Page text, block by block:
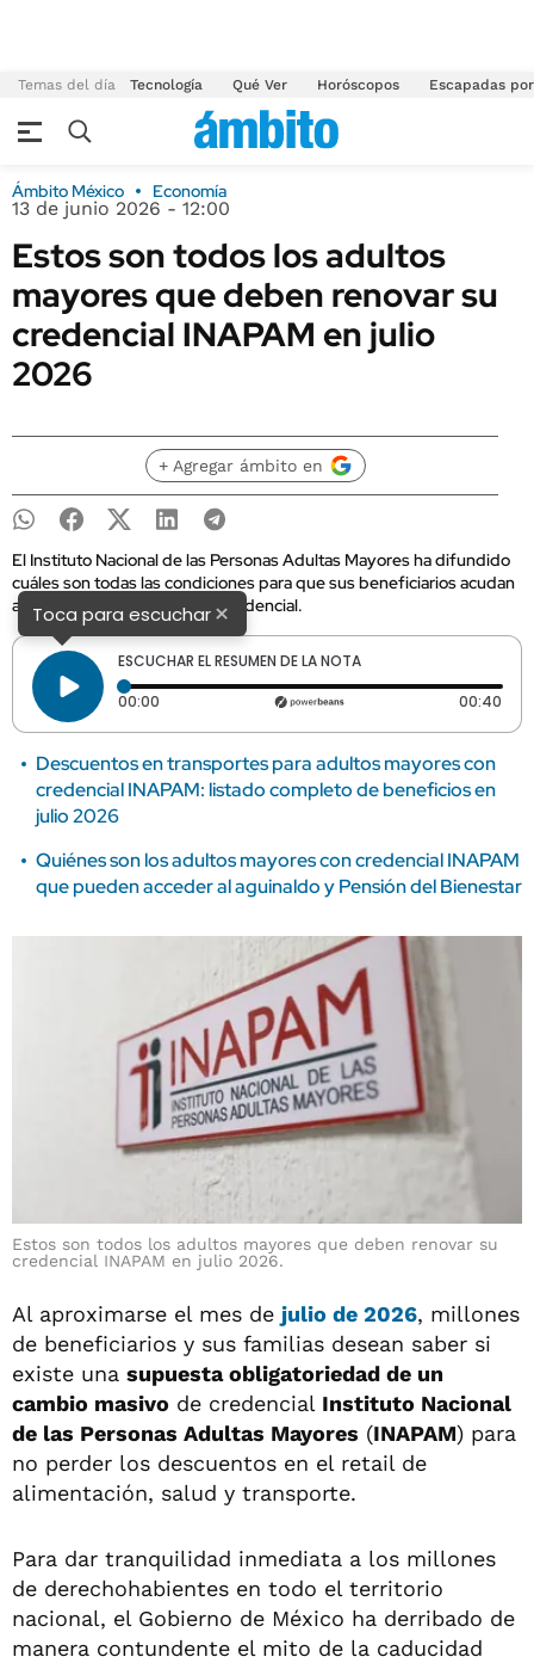
Temas del día Tecnología Qué Ver Horóscopos Escapadas
Ámbito México Economía
13 de junio 2026 - 12:00
Estos son todos los adultos
mayores que deben renovar su
credencial INAPAM en julio
2026
+ Agregar ámbito en
El Instituto Nacional de las Personas Adultas Mayores ha difundido
cuáles son todas las condiciones para que sus beneficiarios acudan
a un módulo y actualicen su credencial.
Toca para escuchar×
ESCUCHAR EL RESUMEN DE LA NOTA
00:00 Tiempo transcurrido: 0 segundos 00:40
Descuentos en transportes para adultos mayores con
credencial INAPAM: listado completo de beneficios en
julio 2026
Quiénes son los adultos mayores con credencial INAPAM
que pueden acceder al aguinaldo y Pensión del Bienestar
Estos son todos los adultos mayores que deben renovar su
credencial INAPAM en julio 2026.
Al aproximarse el mes de julio de 2026, millones
de beneficiarios y sus familias desean saber si
existe una supuesta obligatoriedad de un
cambio masivo de credencial Instituto Nacional
de las Personas Adultas Mayores (INAPAM) para
no perder los descuentos en el retail de
alimentación, salud y transporte.
Para dar tranquilidad inmediata a los millones
de derechohabientes en todo el territorio
nacional, el Gobierno de México ha derribado de
manera contundente el mito de la caducidad